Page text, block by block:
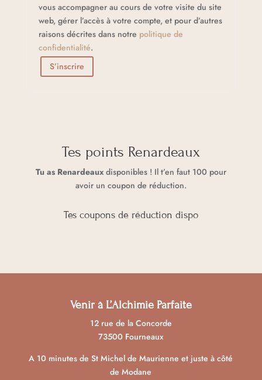
vous accompagner au cours de votre visite du site
web, gérer l’accès à votre compte, et pour d’autres
raisons décrites dans notre politique de
confidentialité.
S’inscrire
a
Tes points Renardeaux
Tu as Renardeauxdisponibles ! Il t’en faut 100 pour
avoir un coupon de réduction.
Tes coupons de réduction dispo
Venir à L’Alchimie Parfaite
12 rue de la Concorde
73500 Fourneaux
A 10 minutes de St Michel de Maurienne et juste à côté
de Modane